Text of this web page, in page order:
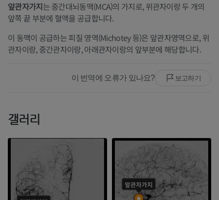
앞관자가지는 중간대뇌동맥(MCA)의 가지로, 위관자이랑 두 개의
앞쪽 끝 부분에 혈액을 공급합니다.
이 동맥이 공급하는 피질 영역(Michotey 등)은 앞관자영역으로, 위
관자이랑, 중간관자이랑, 아래관자이랑의 앞부분에 해당합니다.
이 번역에 오류가 있나요? 보고하기
갤러리